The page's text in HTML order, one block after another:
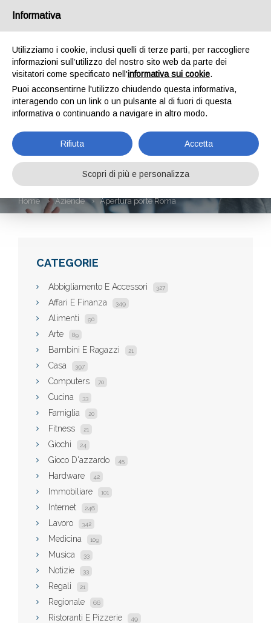
APERTURA PORTE
ROMA
Home Aziende Apertura porte Roma
CATEGORIE
Abbigliamento E Accessori 327
Affari E Finanza 349
Alimenti 90
Arte 89
Bambini E Ragazzi 21
Casa 397
Computers 70
Cucina 33
Famiglia 20
Fitness 21
Giochi 24
Gioco D'azzardo 45
Hardware 42
Immobiliare 101
Internet 246
Lavoro 342
Medicina 109
Musica 33
Notizie 33
Regali 21
Regionale 66
Ristoranti E Pizzerie 49
Informativa
Utilizziamo i cookie, inclusi quelli di terze parti, per raccogliere
informazioni sull’utilizzo del nostro sito web da parte dei
visitatori come specificato nell'informativa sui cookie.
Puoi acconsentirne l'utilizzo chiudendo questa informativa,
interagendo con un link o un pulsante al di fuori di questa
informativa o continuando a navigare in altro modo.
Rifiuta Accetta
Scopri di più e personalizza